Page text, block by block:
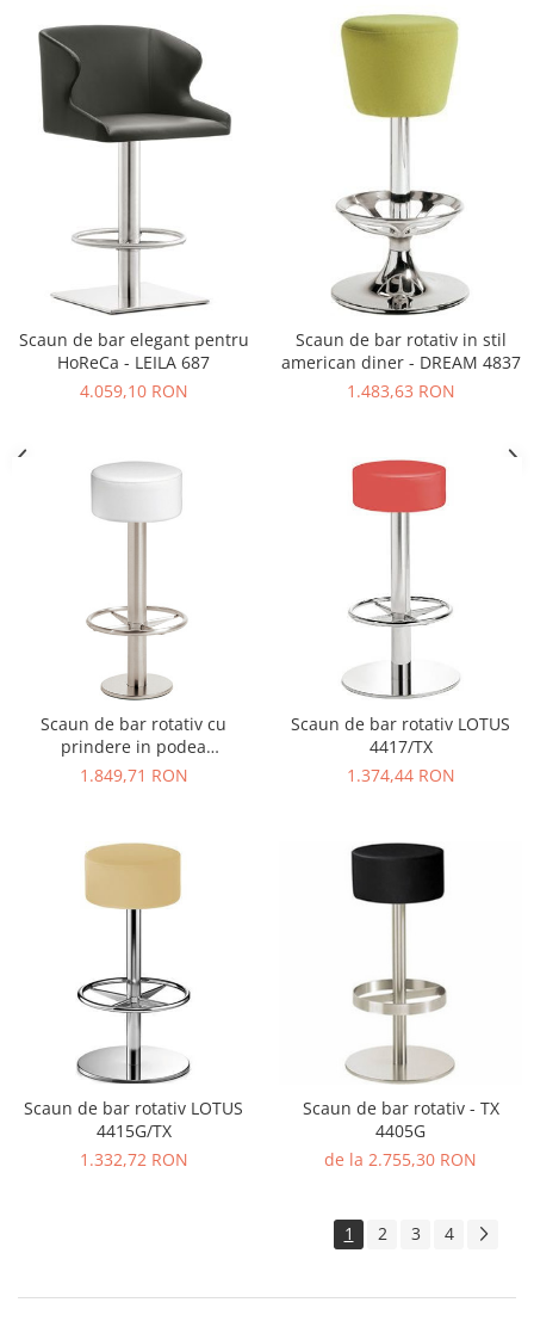
Vitrina bar / retrobar
Accesorii
Blaturi de masa
Blaturi din PAL
Blaturi din Topalit
Blaturi din lemn masiv
Blaturi din HPL Compact
Blaturi din piatra naturala si
compozit
Scaune profesionale
Scaune de lucru
Scaun de bar elegant pentru
HoReCa - LEILA 687
4.059,10 RON
Scaun de bar rotativ in stil
american diner - DREAM 4837
1.483,63 RON
Scaun de bar rotativ cu
prindere in podea
PERMANENT 4737
1.849,71 RON
Scaun de bar rotativ LOTUS
4417/TX
1.374,44 RON
Scaun de bar rotativ LOTUS
4415G/TX
1.332,72 RON
Scaun de bar rotativ - TX
4405G
de la 2.755,30 RON
1 2 3 4